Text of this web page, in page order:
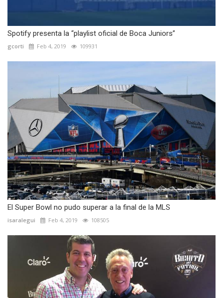
Spotify presenta la “playlist oficial de Boca Juniors”
gcorti Feb 4, 2019 109931
El Super Bowl no pudo superar a la final de la MLS
isaralegui Feb 4, 2019 108505